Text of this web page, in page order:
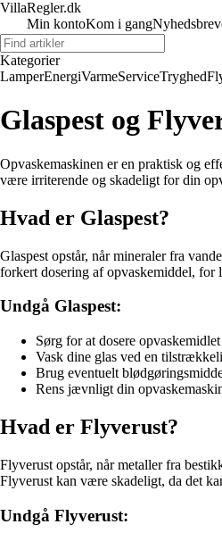
VillaRegler.dk
Min kontoKom i gang
Kategorier
LamperEnergiVarmeServiceTryghed
Glaspest og
Opvaskemaskinen er en praktisk og
være irriterende og skadeligt for din
Hvad er Glaspest?
Glaspest opstår, når mineraler fra
forkert dosering af opvaskemiddel, for
Undgå Glaspest:
Sørg for at dosere
Vask dine glas ved en
Brug eventuelt
Rens jævnligt din
Hvad er Flyverust?
Flyverust opstår, når metaller fra
Flyverust kan være skadeligt, da det
Undgå Flyverust: